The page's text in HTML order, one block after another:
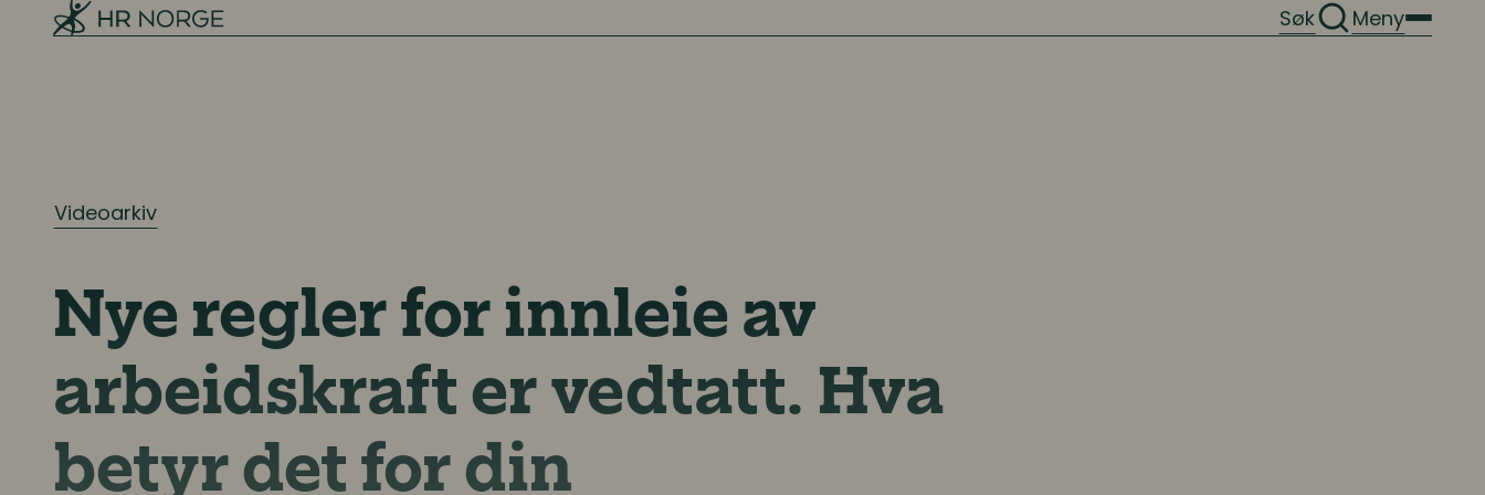
Søk Meny
Lønn og ytelser
Pensjon
Videoarkiv
Nye regler for innleie av
arbeidskraft er vedtatt. Hva
betyr det for din